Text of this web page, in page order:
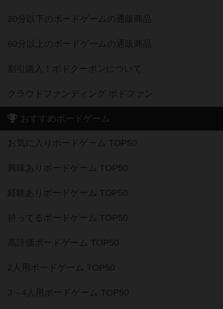
20分以下のボードゲームの通販商品
60分以上のボードゲームの通販商品
割引購入！ボドクーポンについて
クラウドファンディング ボドファン
おすすめボードゲーム
お気に入りボードゲーム TOP50
興味ありボードゲーム TOP50
経験ありボードゲーム TOP50
持ってるボードゲーム TOP50
高評価ボードゲーム TOP50
2人用ボードゲーム TOP50
3～4人用ボードゲーム TOP50